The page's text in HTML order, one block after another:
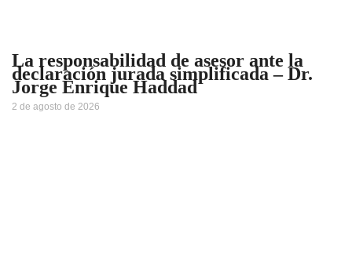
La responsabilidad de asesor ante la
declaración jurada simplificada – Dr.
Jorge Enrique Haddad
2 de agosto de 2026